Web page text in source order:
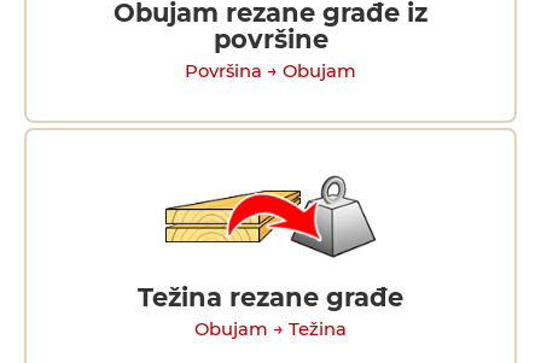
Obujam rezane građe iz
površine
Površina → Obujam
Težina rezane građe
Obujam → Težina